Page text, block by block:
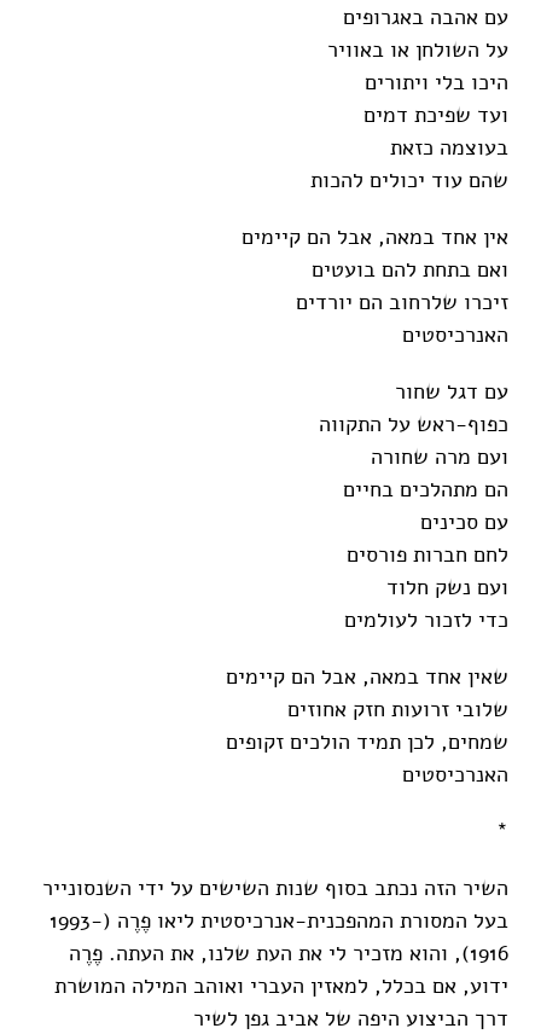
עם אהבה באגרופים
על השולחן או באוויר
היכו בלי ויתורים
ועד שפיכת דמים
בעוצמה כזאת
שהם עוד יכולים להכות
אין אחד במאה, אבל הם קיימים
ואם בתחת להם בועטים
זיכרו שלרחוב הם יורדים
האנרכיסטים
עם דגל שחור
כפוף-ראש על התקווה
ועם מרה שחורה
הם מתהלכים בחיים
עם סכינים
לחם חברות פורסים
ועם נשק חלוד
כדי לזכור לעולמים
שאין אחד במאה, אבל הם קיימים
שלובי זרועות חזק אחוזים
שמחים, לכן תמיד הולכים זקופים
האנרכיסטים
*
השיר הזה נכתב בסוף שנות השישים על ידי השנסונייר
בעל המסורת המהפכנית-אנרכיסטית ליאו פֶרֶה (1993-
1916), והוא מזכיר לי את העת שלנו, את העתה. פֶרֶה
ידוע, אם בכלל, למאזין העברי ואוהב המילה המושרת
דרך הביצוע היפה של אביב גפן לשיר